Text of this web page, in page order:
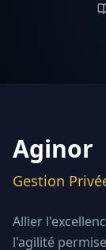
Aginor
Gestion
Allier
l'agilité